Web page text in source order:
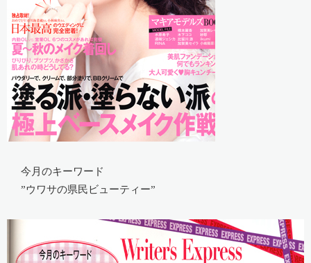
今月のキーワード
”ウワサの県民ビューティー”